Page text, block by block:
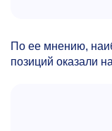
По ее мнению,
позиций оказали